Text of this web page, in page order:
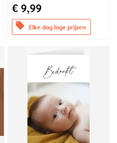
€ 9,99
offers Elke dag lage prijzen